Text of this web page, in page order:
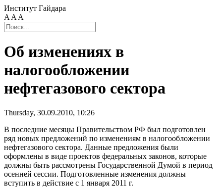
Институт Гайдара
A A A
Об изменениях в
налогообложении
нефтегазового сектора
Thursday, 30.09.2010, 10:26
В последние месяцы Правительством РФ был подготовлен
ряд новых предложений по изменениям в налогообложении
нефтегазового сектора. Данные предложения были
оформлены в виде проектов федеральных законов, которые
должны быть рассмотрены Государственной Думой в период
осенней сессии. Подготовленные изменения должны
вступить в действие с 1 января 2011 г.